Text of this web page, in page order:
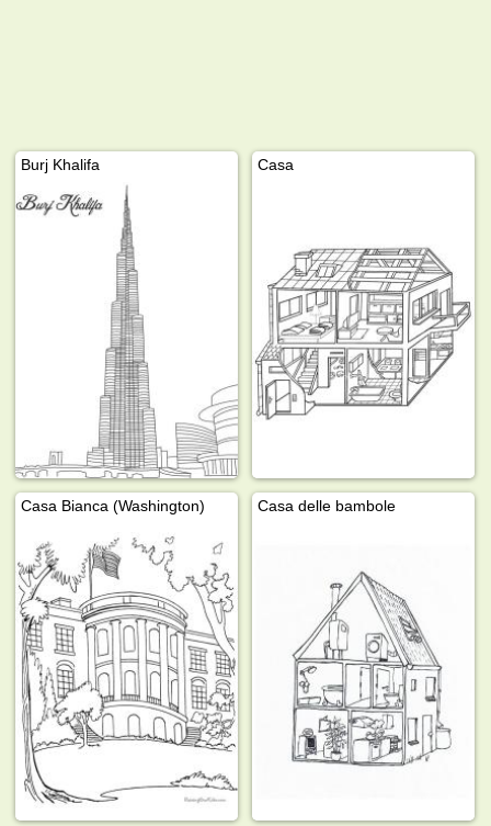
Burj Khalifa Casa
Casa Bianca (Washington) Casa delle bambole